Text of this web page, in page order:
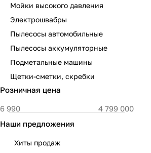
Мойки высокого давления
Электрошвабры
Пылесосы автомобильные
Пылесосы аккумуляторные
Подметальные машины
Щетки-сметки, скребки
Розничная цена
Наши предложения
Хиты продаж